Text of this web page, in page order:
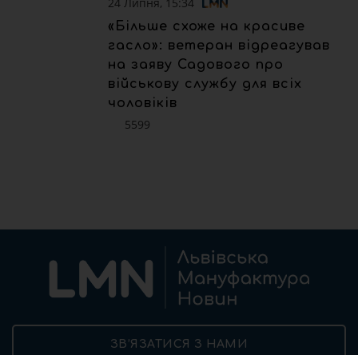
«Більше схоже на красиве
гасло»: ветеран відреагував
на заяву Садового про
військову службу для всіх
чоловіків
5599
ЗВ’ЯЗАТИСЯ З НАМИ